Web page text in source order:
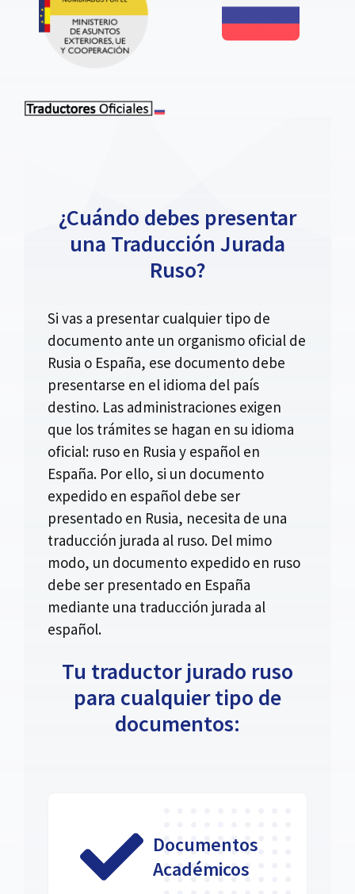
¿Cuándo debes presentar
una Traducción Jurada
Ruso?
Si vas a presentar cualquier tipo de
documento ante un organismo oficial de
Rusia o España, ese documento debe
presentarse en el idioma del país
destino. Las administraciones exigen
que los trámites se hagan en su idioma
oficial: ruso en Rusia y español en
España. Por ello, si un documento
expedido en español debe ser
presentado en Rusia, necesita de una
traducción jurada al ruso. Del mimo
modo, un documento expedido en ruso
debe ser presentado en España
mediante una traducción jurada al
español.
Tu traductor jurado ruso
para cualquier tipo de
documentos:
Documentos
Académicos